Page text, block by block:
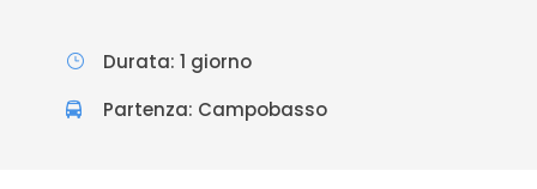
Durata: 1 giorno
Partenza: Campobasso